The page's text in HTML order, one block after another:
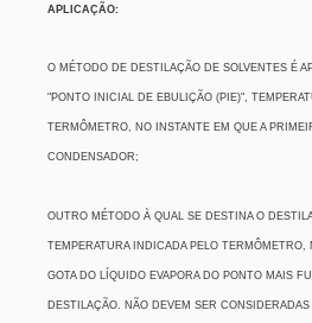
CENTRÍFUGAS PARA
APLICAÇÃO:
O MÉTODO DE DESTILAÇÃO DE SOLVENTES É
"PONTO INICIAL DE EBULIÇÃO (PIE)",
TERMÔMETRO, NO INSTANTE EM QUE A
CONDENSADOR;
OUTRO MÉTODO À QUAL SE DESTINA O
TEMPERATURA INDICADA PELO TERMÔMETRO,
GOTA DO LÍQUIDO EVAPORA DO PONTO MAIS
DESTILAÇÃO. NÃO DEVEM SER